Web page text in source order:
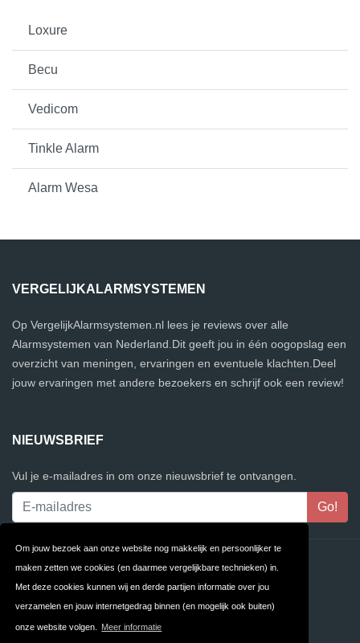
Om jouw bezoek aan onze website nog makkelijk en persoonlijker te
maken zetten we cookies (en daarmee vergelijkbare technieken) in.
Met deze cookies kunnen wij en derde partijen informatie over jou
verzamelen en jouw internetgedrag binnen (en mogelijk ook buiten)
onze website volgen. Meer informatie
Loxure
Becu
Vedicom
Tinkle Alarm
Alarm Wesa
VERGELIJKALARMSYSTEMEN
Op VergelijkAlarmsystemen.nl lees je reviews over alle
Alarmsystemen van Nederland.Dit geeft jou in één oogopslag een
overzicht van meningen, ervaringen en eventuele klachten.Deel
jouw ervaringen met andere bezoekers en schrijf ook een review!
NIEUWSBRIEF
Vul je e-mailadres in om onze nieuwsbrief te ontvangen.
Contact Privacy
Algemene FAQ